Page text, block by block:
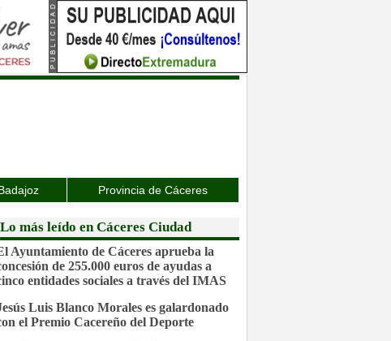
Provincia de Cáceres
Lo más leído en Cáceres Ciudad
Ayuntamiento de Cáceres aprueba la
de 255.000 euros de ayudas a
entidades sociales a través del IMAS
Luis Blanco Morales es galardonado
el Premio Cacereño del Deporte